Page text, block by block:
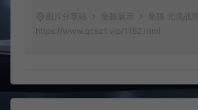
图片分享站 坐骑展示
坐骑 北境战熊
https://www.qcsc1.vip/1162.html